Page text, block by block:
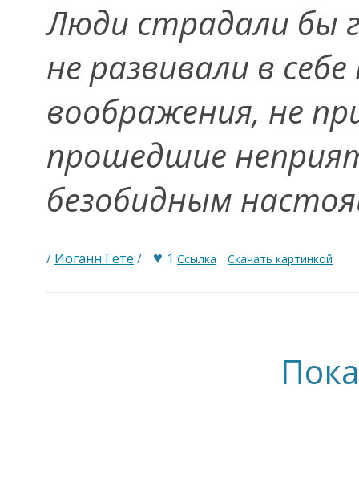
Люди страдали бы
не развивали в
воображения, не
прошедшие
безобидным
/ Иоганн Гёте / ♥ 1 Ссылка Скачать картинкой